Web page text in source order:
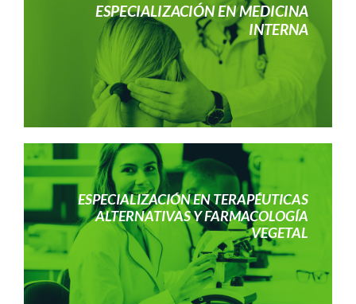
ESPECIALIZACIÓN EN MEDICINA
INTERNA
ESPECIALIZACIÓN EN TERAPÉUTICAS
ALTERNATIVAS Y FARMACOLOGÍA
VEGETAL